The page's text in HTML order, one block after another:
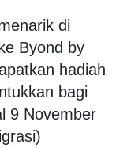
di
Byond by
hadiah
bagi
9 November